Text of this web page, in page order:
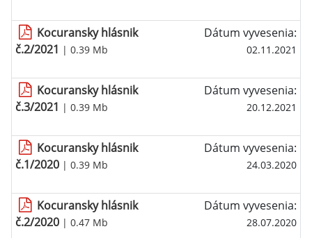
Kocuransky hlásnik
č.2/2021 | 0.39 Mb
Dátum vyvesenia:
02.11.2021
Kocuransky hlásnik
č.3/2021 | 0.39 Mb
Dátum vyvesenia:
20.12.2021
Kocuransky hlásnik
č.1/2020 | 0.39 Mb
Dátum vyvesenia:
24.03.2020
Kocuransky hlásnik
č.2/2020 | 0.47 Mb
Dátum vyvesenia:
28.07.2020